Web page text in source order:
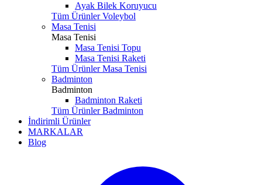
Ayak Bilek Koruyucu
Tüm Ürünler Voleybol
Masa Tenisi
Masa Tenisi
Masa Tenisi Topu
Masa Tenisi Raketi
Tüm Ürünler Masa Tenisi
Badminton
Badminton
Badminton Raketi
Tüm Ürünler Badminton
İndirimli Ürünler
MARKALAR
Blog